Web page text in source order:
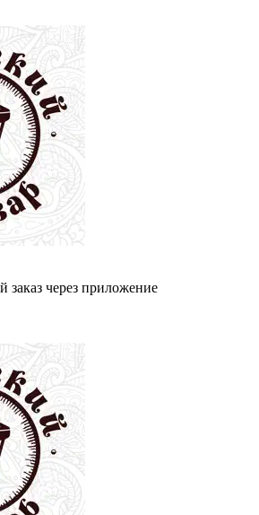
заказ через приложение